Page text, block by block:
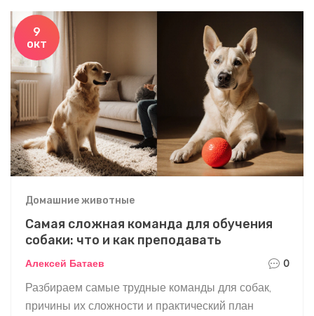
9
окт
Домашние животные
Самая сложная команда для обучения
собаки: что и как преподавать
Алексей Батаев 0
Разбираем самые трудные команды для собак,
причины их сложности и практический план